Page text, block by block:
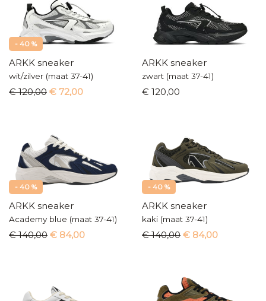
- 40 %
ARKK sneaker
wit/zilver (maat 37-41)
€ 120,00 € 72,00
ARKK sneaker
zwart (maat 37-41)
€ 120,00
- 40 %
ARKK sneaker
Academy blue (maat 37-41)
€ 140,00 € 84,00
- 40 %
ARKK sneaker
kaki (maat 37-41)
€ 140,00 € 84,00